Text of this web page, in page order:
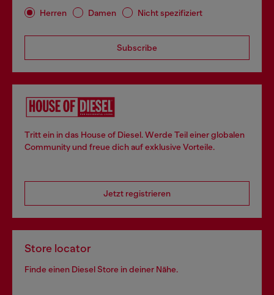
Herren Damen Nicht spezifiziert
Subscribe
Tritt ein in das House of Diesel. Werde Teil einer globalen
Community und freue dich auf exklusive Vorteile.
Jetzt registrieren
Store locator
Finde einen Diesel Store in deiner Nähe.